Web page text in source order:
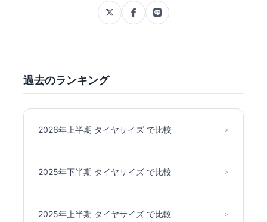
過去のランキング
2026年上半期 タイヤサイズ で比較 >
2025年下半期 タイヤサイズ で比較 >
2025年上半期 タイヤサイズ で比較 >